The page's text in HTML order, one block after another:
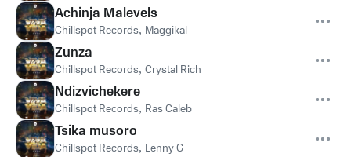
Achinja Malevels
Chillspot Records, Maggikal
Zunza
Chillspot Records, Crystal Rich
Ndizvichekere
Chillspot Records, Ras Caleb
Tsika musoro
Chillspot Records, Lenny G